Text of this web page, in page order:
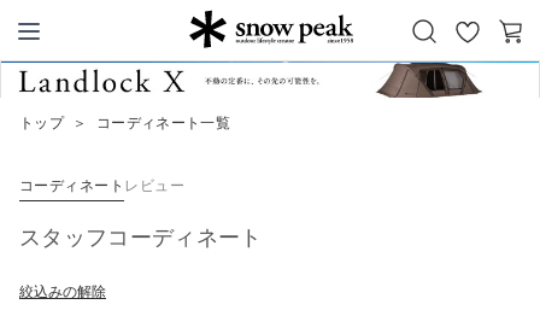
Snow Peak
お
気
カ
トップ ＞ コーディネート一覧
コーディネート レビュー
スタッフコーディネート
絞込みの解除